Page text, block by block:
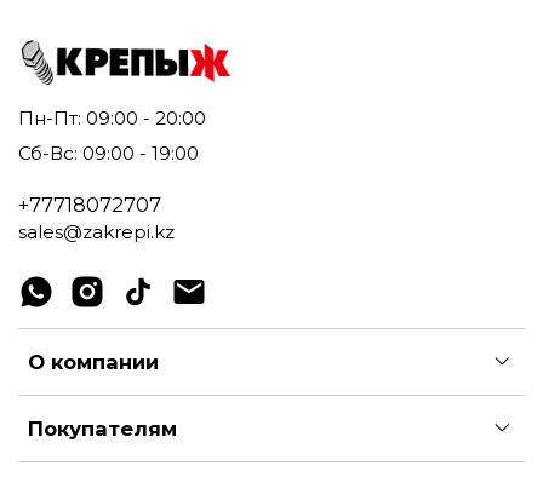
Пн-Пт: 09:00 - 20:00
Сб-Вс: 09:00 - 19:00
+77718072707
sales@zakrepi.kz
О компании
Покупателям